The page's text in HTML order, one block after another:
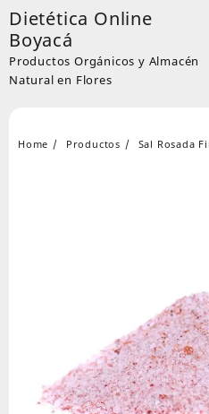
Skip
to
content
Dietética Online
Boyacá
Productos Orgánicos y Almacén
Natural en Flores
Home Productos Sal Rosada